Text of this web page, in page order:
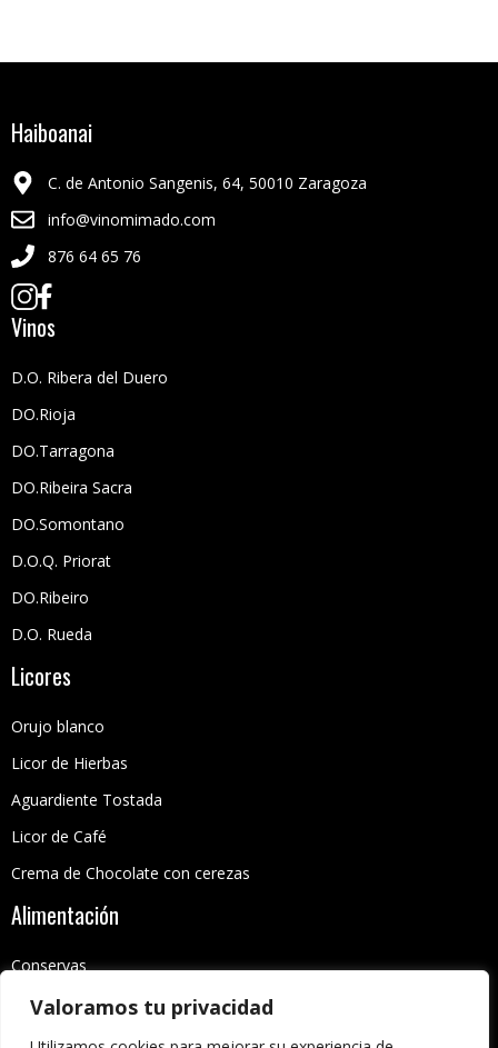
Valoramos tu privacidad
Haiboanai
C. de Antonio Sangenis, 64, 50010 Zaragoza
info@vinomimado.com
876 64 65 76
Vinos
D.O. Ribera del Duero
DO.Rioja
DO.Tarragona
DO.Ribeira Sacra
DO.Somontano
D.O.Q. Priorat
DO.Ribeiro
D.O. Rueda
Licores
Orujo blanco
Licor de Hierbas
Aguardiente Tostada
Licor de Café
Crema de Chocolate con cerezas
Alimentación
Conservas
Dulces
Curados